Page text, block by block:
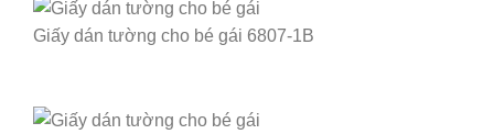
Giấy dán tường cho bé gái 6807-1B